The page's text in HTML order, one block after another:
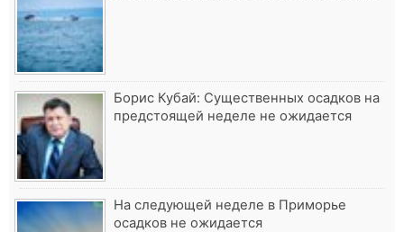
Борис Кубай: Существенных осадков на
предстоящей неделе не ожидается
На следующей неделе в Приморье
осадков не ожидается